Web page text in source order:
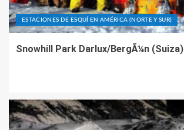
ESTACIONES DE ESQUÍ EN AMÉRICA (NORTE Y SUR)
Snowhill Park Darlux/BergÃ¼n (Suiza)